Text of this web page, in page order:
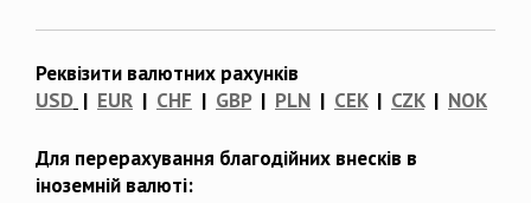
Реквізити валютних рахунків
USD | EUR | CHF | GBP| PLN | CEK| CZK| NOK
Для перерахування благодійних внесків в
іноземній валюті: